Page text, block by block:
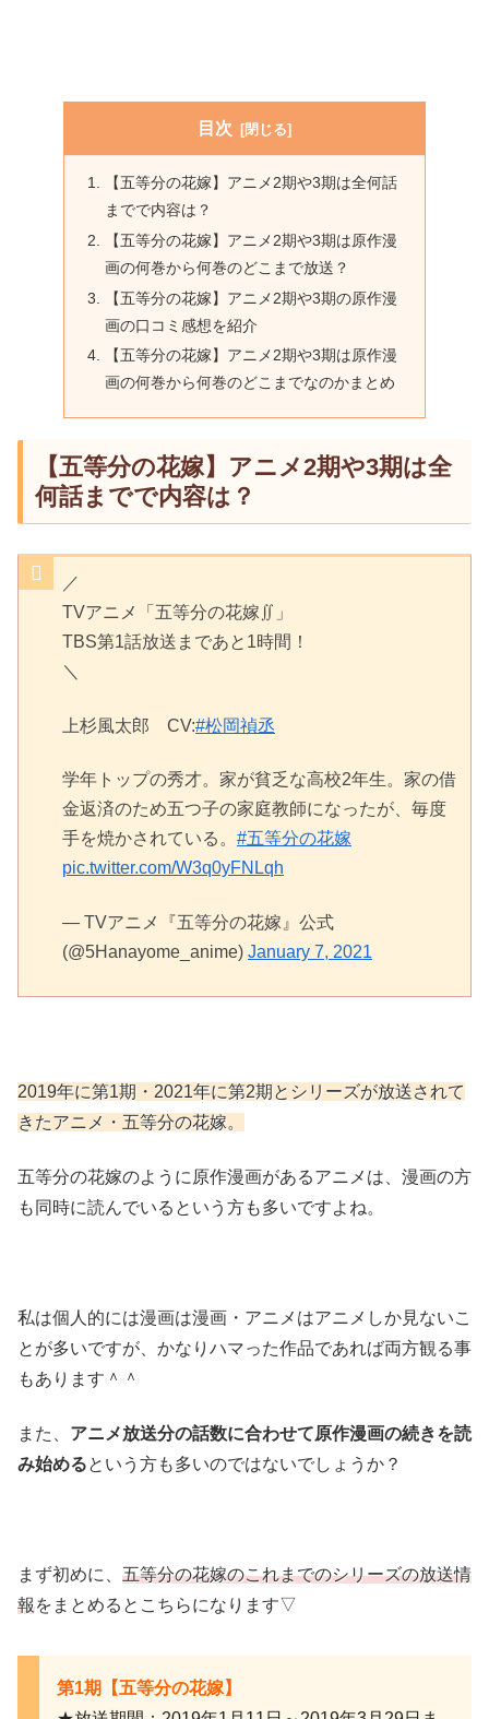
目次
【五等分の花嫁】アニメ2期や3期は全何話
までで内容は？
【五等分の花嫁】アニメ2期や3期は原作漫
画の何巻から何巻のどこまで放送？
【五等分の花嫁】アニメ2期や3期の原作漫
画の口コミ感想を紹介
【五等分の花嫁】アニメ2期や3期は原作漫
画の何巻から何巻のどこまでなのかまとめ
【五等分の花嫁】アニメ2期や3期は全
何話までで内容は？
／
TVアニメ「五等分の花嫁∬」
TBS第1話放送まであと1時間！
＼
上杉風太郎 CV:#松岡禎丞
学年トップの秀才。家が貧乏な高校2年生。家の借
金返済のため五つ子の家庭教師になったが、毎度
手を焼かされている。 #五等分の花嫁
pic.twitter.com/W3q0yFNLqh
— TVアニメ『五等分の花嫁』公式
(@5Hanayome_anime) January 7, 2021
2019年に第1期・2021年に第2期とシリーズが放送されて
きたアニメ・五等分の花嫁。
五等分の花嫁のように原作漫画があるアニメは、漫画の方
も同時に読んでいるという方も多いですよね。
私は個人的には漫画は漫画・アニメはアニメしか見ないこ
とが多いですが、かなりハマった作品であれば両方観る事
もあります＾＾
また、 アニメ放送分の話数に合わせて原作漫画の続きを読
み始めるという方も多いのではないでしょうか？
まず初めに、 五等分の花嫁のこれまでのシリーズの放送情
報をまとめるとこちらになります▽
第1期【五等分の花嫁】